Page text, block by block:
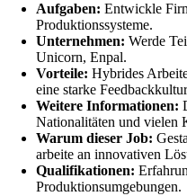
Aufgaben: Entwickle
Produktionssysteme.
Unternehmen: Werde
Unicorn, Enpal.
Vorteile: Hybrides
eine starke
Weitere Informationen:
Nationalitäten und vielen
Warum dieser Job:
arbeite an innovativen
Qualifikationen:
Produktionsumgebungen.